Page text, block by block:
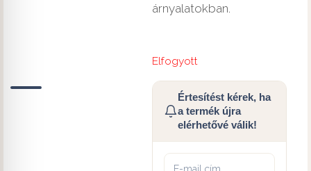
árnyalatokban.
Elfogyott
Értesítést kérek, ha
a termék újra
elérhetővé válik!